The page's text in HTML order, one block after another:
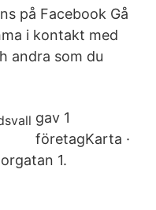
på Facebook Gå
i kontakt med
andra som du
gav 1
företagKarta ·
1.